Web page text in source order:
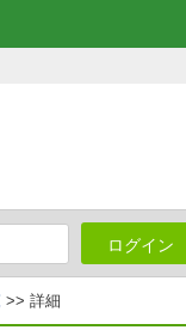
ログイン
>> 詳細